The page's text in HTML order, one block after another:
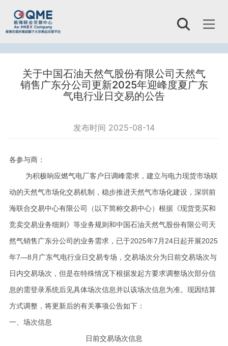
Toggle
关于中国石油天然气股份有限公司天然气
销售广东分公司更新2025年迎峰度夏广东
气电行业日交易的公告
发布时间 2025-08-14
各参与商：
为积极响应燃气电厂客户日调峰需求，建立与电力现货市场联
动的天然气市场化交易机制，稳步推进天然气市场化建设，深圳前
海联合交易中心有限公司（以下简称交易中心）根据《现货竞买和
竞卖交易业务细则》等业务规则和中国石油天然气股份有限公司天
然气销售广东分公司的业务需求，已于2025年7月24日起开展2025
年7—8月广东气电行业日交易专场，交易场次分为日前交易场次与
日内交易场次，但是在特殊情况下根据发起方要求调整场次部分信
息的需登录系统后见具体场次信息并以该场次信息为准。现因结算
方式调整，将更新后的有关事项公告如下：
一、场次信息
日前交易场次信息